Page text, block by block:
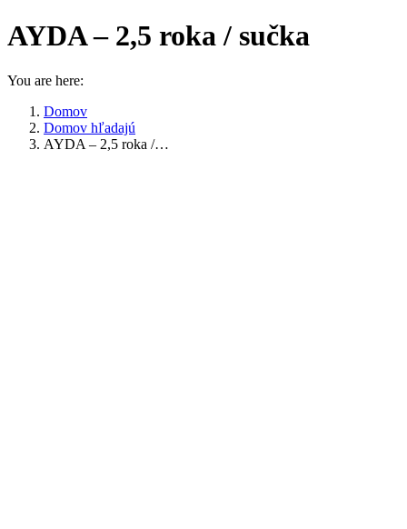
AYDA – 2,5 roka / sučka
You are here:
Domov
Domov hľadajú
AYDA – 2,5 roka /…